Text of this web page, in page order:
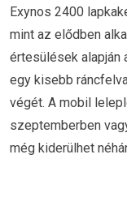
Exynos 2400
mint az elődben
értesülések alapján
egy kisebb
végét. A mobil
szeptemberben
még kiderülhet